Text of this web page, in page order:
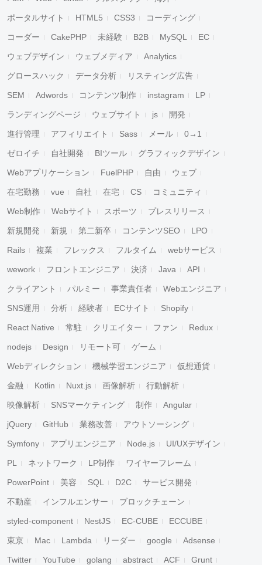
ポータルサイト HTML5 CSS3 コーディング
コーダー CakePHP 未経験 B2B MySQL EC
ウェブデザイン ウェブメディア Analytics
グロースハック データ分析 リスティング広告
SEM Adwords コンテンツ制作 instagram LP
ランディングページ ウェブサイト js 開発
進行管理 アフィリエイト Sass メール 0→1
ゼロイチ 自社開発 BIツール グラフィックデザイン
Webアプリケーション FuelPHP 自由 ウェブ
在宅勤務 vue 自社 在宅 CS コミュニティ
Web制作 Webサイト スポーツ プレスリリース
新規開発 新規 第二新卒 コンテンツSEO LPO
Rails 複業 フレックス フルタイム webサービス
wework フロントエンジニア 決済 Java API
クライアント パルミー 事業責任者 Webエンジニア
SNS運用 分析 経験者 ECサイト Shopify
React Native 常駐 クリエイター ファン Redux
nodejs Design リモート可 ゲーム
Webディレクション 機械学習エンジニア 仮想通貨
金融 Kotlin Nuxt.js 画像解析 行動解析
映像解析 SNSマーケティング 制作 Angular
jQuery GitHub 業務改善 アウトソーシング
Symfony アプリエンジニア Node.js UI/UXデザイン
PL ネットワーク LP制作 ワイヤーフレーム
PowerPoint 美容 SQL D2C サービス開発
不動産 インフルエンサー ブロックチェーン
styled-component NestJS EC-CUBE ECCUBE
東京 Mac Lambda リーダー google Adsense
Twitter YouTube golang abstract ACF Grunt